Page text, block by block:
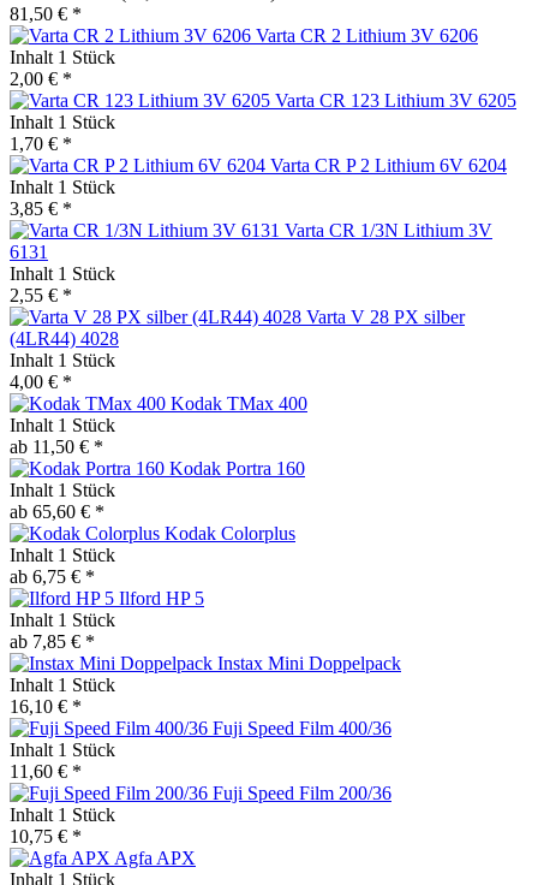
81,50 € *
Varta CR 2 Lithium 3V 6206
Inhalt 1 Stück
2,00 € *
Varta CR 123 Lithium 3V 6205
Inhalt 1 Stück
1,70 € *
Varta CR P 2 Lithium 6V 6204
Inhalt 1 Stück
3,85 € *
Varta CR 1/3N Lithium 3V
6131
Inhalt 1 Stück
2,55 € *
Varta V 28 PX silber
(4LR44) 4028
Inhalt 1 Stück
4,00 € *
Kodak TMax 400
Inhalt 1 Stück
ab 11,50 € *
Kodak Portra 160
Inhalt 1 Stück
ab 65,60 € *
Kodak Colorplus
Inhalt 1 Stück
ab 6,75 € *
Ilford HP 5
Inhalt 1 Stück
ab 7,85 € *
Instax Mini Doppelpack
Inhalt 1 Stück
16,10 € *
Fuji Speed Film 400/36
Inhalt 1 Stück
11,60 € *
Fuji Speed Film 200/36
Inhalt 1 Stück
10,75 € *
Agfa APX
Inhalt 1 Stück